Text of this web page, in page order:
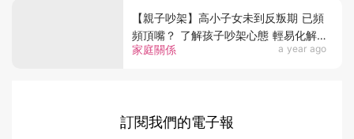
家庭關係 a year ago
【親子吵架】高小子女未到反叛期 已頻
頻頂嘴？ 了解孩子吵架心態 輕易化解
親子衝突
訂閱我們的電子報